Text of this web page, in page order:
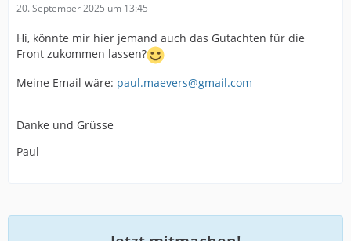
20. September 2025 um 13:45
Hi, könnte mir hier jemand auch das Gutachten für die
Front zukommen lassen?
Meine Email wäre: paul.maevers@gmail.com
Danke und Grüsse
Paul